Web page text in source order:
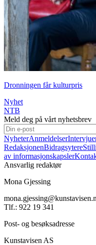
Dronningen får kulturpris
Nyhet
NTB
Meld deg på vårt nyhetsbrev
NyheterAnmeldelser
RedaksjonenBidragsytere
av informasjonskapsler
Ansvarlig redaktør
Mona Gjessing
Tlf.: 922 19 341
Post- og besøksadresse
Kunstavisen AS